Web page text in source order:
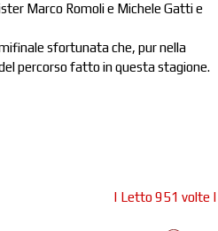
Marco Romoli e Michele Gatti e
sfortunata che, pur nella
percorso fatto in questa stagione.
| Letto 951 volte |